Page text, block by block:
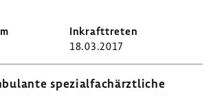
18.03.2017
spezi­al­fach­ärzt­liche